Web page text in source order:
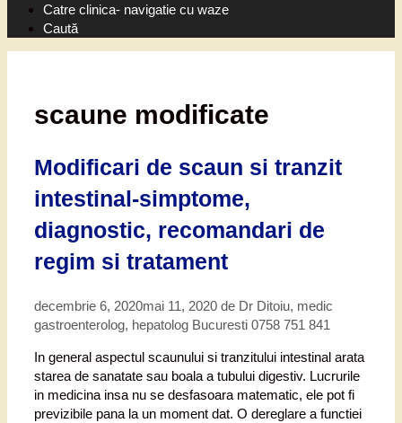
Catre clinica- navigatie cu waze
Caută
scaune modificate
Modificari de scaun si tranzit
intestinal-simptome,
diagnostic, recomandari de
regim si tratament
decembrie 6, 2020mai 11, 2020 de Dr Ditoiu, medic
gastroenterolog, hepatolog Bucuresti 0758 751 841
In general aspectul scaunului si tranzitului intestinal arata
starea de sanatate sau boala a tubului digestiv. Lucrurile
in medicina insa nu se desfasoara matematic, ele pot fi
previzibile pana la un moment dat. O dereglare a functiei